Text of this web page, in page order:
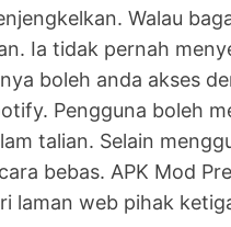
Walau
Ia tidak pernah
boleh anda akses
Pengguna boleh
talian. Selain
bebas. APK Mod
laman web pihak